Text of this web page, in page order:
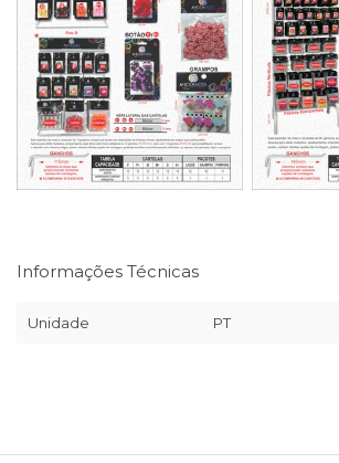
Informações Técnicas
Unidade PT